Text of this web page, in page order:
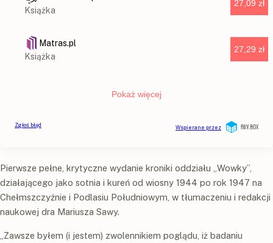
Pierwsze pełne, krytyczne wydanie kroniki oddziału „Wowky”,
działającego jako sotnia i kureń od wiosny 1944 po rok 1947 na
Chełmszczyźnie i Podlasiu Południowym, w tłumaczeniu i redakcji
naukowej dra Mariusza Sawy.
„Zawsze byłem (i jestem) zwolennikiem poglądu, iż badaniu